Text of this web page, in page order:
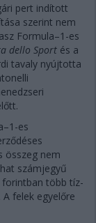
pert indított
szerint nem
Formula–1-es
dello Sport és a
tavaly nyújtotta
es
összeg nem
számjegyű
több tíz-
felek egyelőre